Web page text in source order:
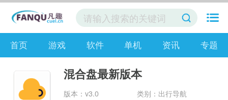
首页 游戏 软件 单机 资讯 专题
混合盘最新版本
版本：v3.0
类别：出行导航